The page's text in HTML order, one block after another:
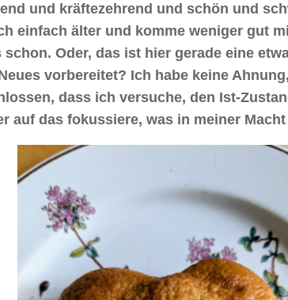
und kräftezehrend und schön und
einfach älter und komme weniger gut
schon. Oder, das ist hier gerade eine
vorbereitet? Ich habe keine
dass ich versuche, den Ist-
auf das fokussiere, was in meiner